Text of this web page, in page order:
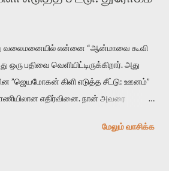
வலைமனையில் என்னை “ஆன்மாவை கூவி
பதிவை வெளியிட்டிருக்கிறார். அது
”ஜெயமோகன் கிளி எடுத்த சீட்டு: ஊனம்”
எதிர்வினை. நான் அவரை
அவருக்காக இரக்கப்பட்டார்கள்.
மேலும் வாசிக்க